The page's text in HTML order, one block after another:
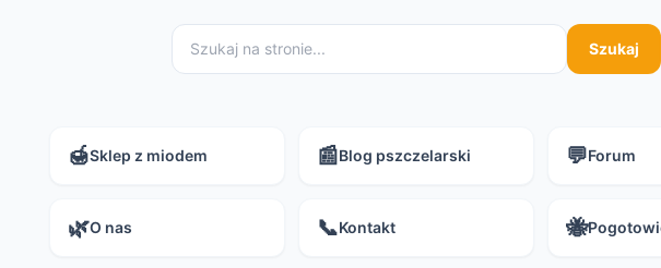
Szukaj
🍯Sklep z miodem 📰Blog pszczelarski 💬Forum
🌿O nas 📞Kontakt 🐝